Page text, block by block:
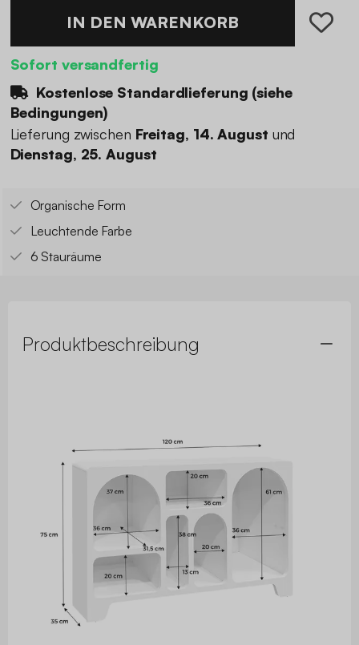
IN DEN WARENKORB
Sofort versandfertig
Kostenlose Standardlieferung (siehe
Bedingungen)
Lieferung zwischen Freitag, 14. August und
Dienstag, 25. August
Organische Form
Leuchtende Farbe
6 Stauräume
Produktbeschreibung